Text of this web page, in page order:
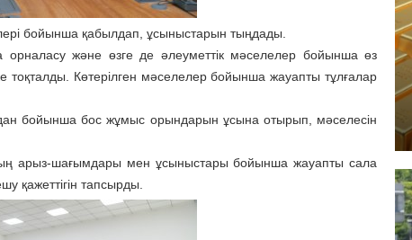
бойынша қабылдап, ұсыныстарын тыңдады.
орналасу және өзге де әлеуметтік мәселелер бойынша өз
тоқталды. Көтерілген мәселелер бойынша жауапты тұлғалар
бойынша бос жұмыс орындарын ұсына отырып, мәселесін
арыз-шағымдары мен ұсыныстары бойынша жауапты сала
қажеттігін тапсырды.